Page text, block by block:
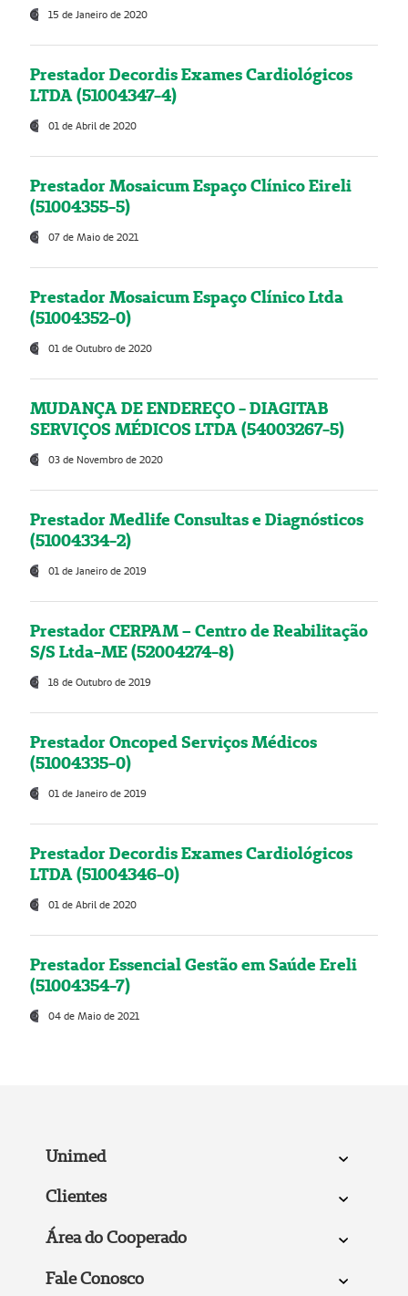
15 de Janeiro de 2020
Prestador Decordis Exames Cardiológicos
LTDA (51004347-4)
01 de Abril de 2020
Prestador Mosaicum Espaço Clínico Eireli
(51004355-5)
07 de Maio de 2021
Prestador Mosaicum Espaço Clínico Ltda
(51004352-0)
01 de Outubro de 2020
MUDANÇA DE ENDEREÇO - DIAGITAB
SERVIÇOS MÉDICOS LTDA (54003267-5)
03 de Novembro de 2020
Prestador Medlife Consultas e Diagnósticos
(51004334-2)
01 de Janeiro de 2019
Prestador CERPAM – Centro de Reabilitação
S/S Ltda-ME (52004274-8)
18 de Outubro de 2019
Prestador Oncoped Serviços Médicos
(51004335-0)
01 de Janeiro de 2019
Prestador Decordis Exames Cardiológicos
LTDA (51004346-0)
01 de Abril de 2020
Prestador Essencial Gestão em Saúde Ereli
(51004354-7)
04 de Maio de 2021
Unimed
Clientes
Área do Cooperado
Fale Conosco